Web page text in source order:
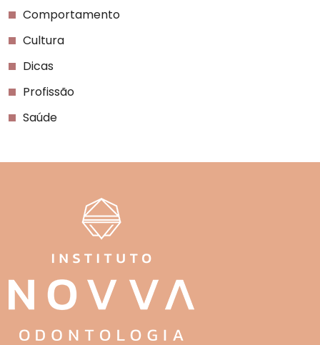
Comportamento
Cultura
Dicas
Profissão
Saúde